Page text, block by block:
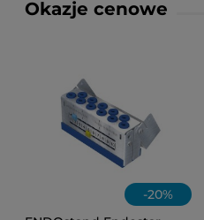
Okazje cenowe
-20%